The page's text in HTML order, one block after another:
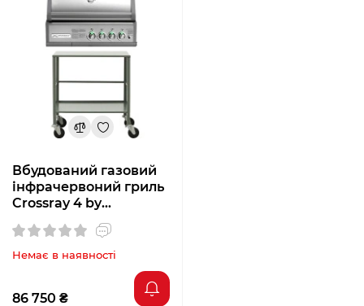
до 400 °C дозволяє приготувати цілу
палітру страв з різними режимами
приготування
Мінімальна кількість спалахів, загорянь і
диму за рахунок використання унікальних
пальників і спеціальної конструкції гриля
Завжди відмінний результат, навіть якщо ви
не професійний гриль-майстер. За рахунок
поширюється більш рівномірно і проникає
всередину продуктів, зберігаючи їх
Низькі експлуатаційні витрати-
інфрачервоні Пальники споживають на 50%
менше газу, ніж звичайні
Виготовлений з міцних високоякісних
Вбудований газовий
інфрачервоний гриль
Crossray 4 by
HEATSTRIP + Тумба
Trolley TCS4EU30K
Немає в наявності
86 750 ₴